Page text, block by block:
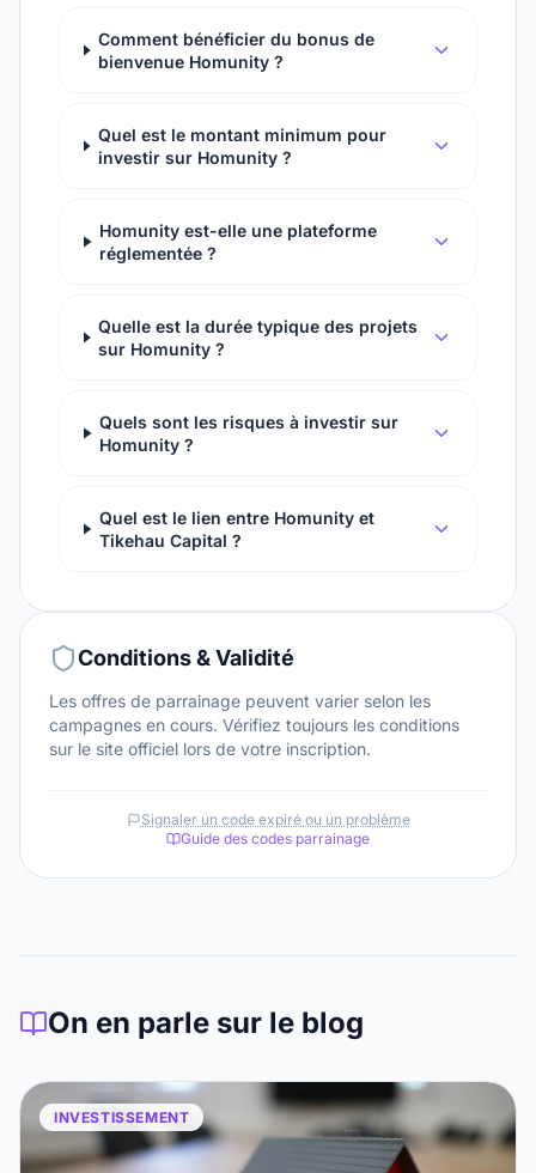
Comment bénéficier du bonus de
bienvenue Homunity ?
Quel est le montant minimum pour
investir sur Homunity ?
Homunity est-elle une plateforme
réglementée ?
Quelle est la durée typique des projets
sur Homunity ?
Quels sont les risques à investir sur
Homunity ?
Quel est le lien entre Homunity et
Tikehau Capital ?
Conditions & Validité
Les offres de parrainage peuvent varier selon les
campagnes en cours. Vérifiez toujours les conditions
sur le site officiel lors de votre inscription.
Signaler un code expiré ou un problème
Guide des codes parrainage
On en parle sur le blog
INVESTISSEMENT